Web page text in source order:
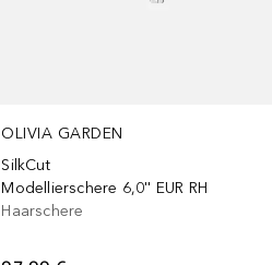
OLIVIA GARDEN
SilkCut
Modellierschere 6,0'' EUR RH
Haarschere